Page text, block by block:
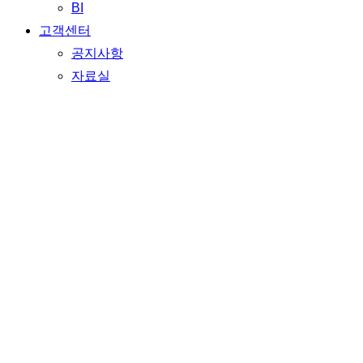
BI
고객센터
공지사항
자료실